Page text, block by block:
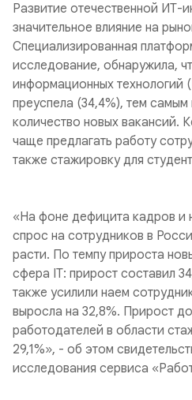
Развитие отечественной ИТ-
значительное влияние на
Специализированная
исследование, обнаружила,
информационных технологий
преуспела (34,4%), тем
количество новых вакансий.
чаще предлагать работу
также стажировку для
«На фоне дефицита кадров и
спрос на сотрудников в
расти. По темпу прироста
сфера IT: прирост составил
также усилили наем
выросла на 32,8%. Прирост
работодателей в области
29,1%», - об этом
исследования сервиса